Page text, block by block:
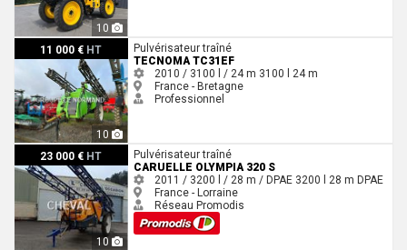
10
11 000 € HT
10
Tecnoma TC31EF
Pulvérisateur traîné
TECNOMA TC31EF
2010 / 3100 l / 24 m 3100 l 24 m
France - Bretagne
Professionnel
23 000 € HT
10
Caruelle Olympia 320 S
Pulvérisateur traîné
CARUELLE OLYMPIA 320 S
2011 / 3200 l / 28 m / DPAE 3200 l 28 m DPAE
France - Lorraine
Réseau Promodis